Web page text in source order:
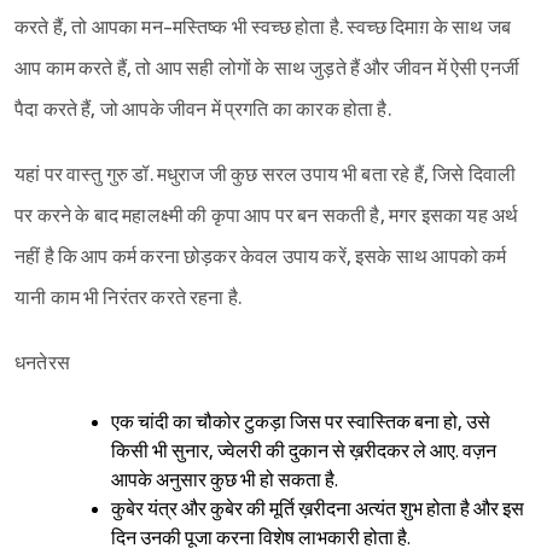
करते हैं, तो आपका मन-मस्तिष्क भी स्वच्छ होता है. स्वच्छ दिमाग़ के साथ जब
आप काम करते हैं, तो आप सही लोगों के साथ जुड़ते हैं और जीवन में ऐसी एनर्जी
पैदा करते हैं, जो आपके जीवन में प्रगति का कारक होता है.
यहां पर वास्तु गुरु डॉ. मधुराज जी कुछ सरल उपाय भी बता रहे हैं, जिसे दिवाली
पर करने के बाद महालक्ष्मी की कृपा आप पर बन सकती है, मगर इसका यह अर्थ
नहीं है कि आप कर्म करना छोड़कर केवल उपाय करें, इसके साथ आपको कर्म
यानी काम भी निरंतर करते रहना है.
धनतेरस
एक चांदी का चौकोर टुकड़ा जिस पर स्वास्तिक बना हो, उसे
किसी भी सुनार, ज्वेलरी की दुकान से ख़रीदकर ले आए. वज़न
आपके अनुसार कुछ भी हो सकता है.
कुबेर यंत्र और कुबेर की मूर्ति ख़रीदना अत्यंत शुभ होता है और इस
दिन उनकी पूजा करना विशेष लाभकारी होता है.